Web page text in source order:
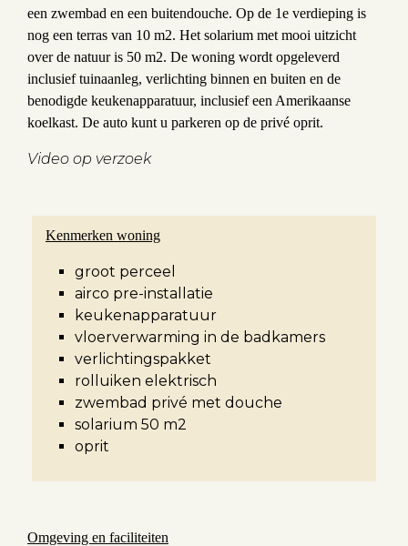
een zwembad en een buitendouche. Op de 1e verdieping is
nog een terras van 10 m2. Het solarium met mooi uitzicht
over de natuur is 50 m2. De woning wordt opgeleverd
inclusief tuinaanleg, verlichting binnen en buiten en de
benodigde keukenapparatuur, inclusief een Amerikaanse
koelkast. De auto kunt u parkeren op de privé oprit.
Video op verzoek
Kenmerken woning
groot perceel
airco pre-installatie
keukenapparatuur
vloerverwarming in de badkamers
verlichtingspakket
rolluiken elektrisch
zwembad privé met douche
solarium 50 m2
oprit
Omgeving en faciliteiten